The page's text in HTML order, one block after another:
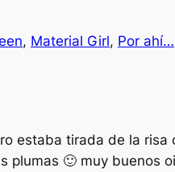
, Material Girl, Por ahí…
estaba tirada de la
🙂 muy buenos